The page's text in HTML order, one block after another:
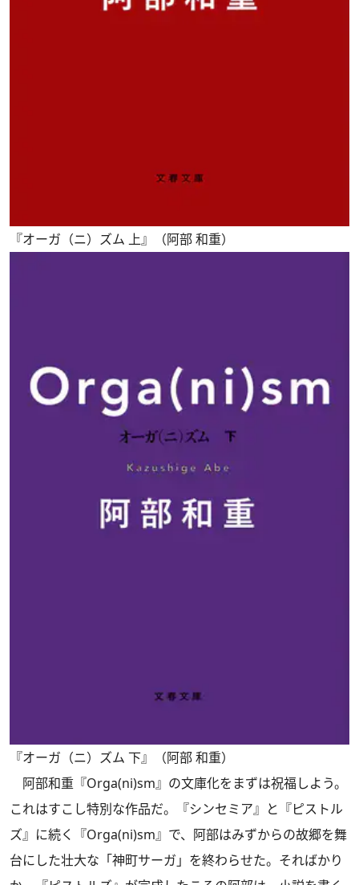
『オーガ（ニ）ズム 上』（阿部 和重）
『オーガ（ニ）ズム 下』（阿部 和重）
阿部和重『Orga(ni)sm』の文庫化をまずは祝福しよう。
これはすこし特別な作品だ。『シンセミア』と『ピストル
ズ』に続く『Orga(ni)sm』で、阿部はみずからの故郷を舞
台にした壮大な「神町サーガ」を終わらせた。そればかり